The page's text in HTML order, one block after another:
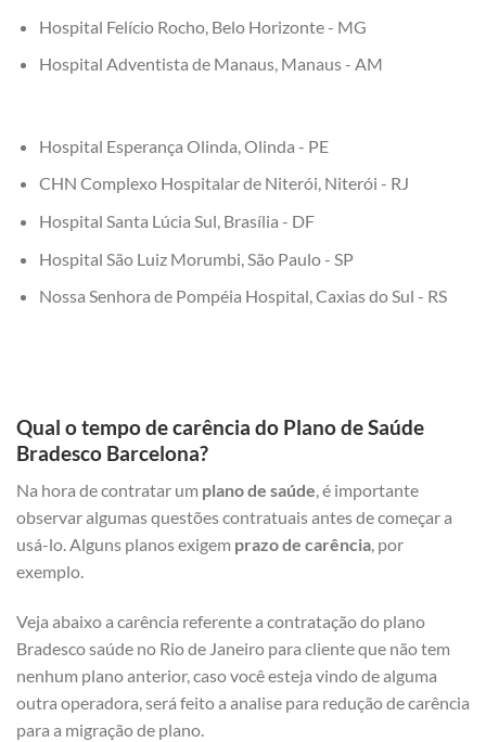
Hospital Felício Rocho, Belo Horizonte - MG
Hospital Adventista de Manaus, Manaus - AM
Hospital Esperança Olinda, Olinda - PE
CHN Complexo Hospitalar de Niterói, Niterói - RJ
Hospital Santa Lúcia Sul, Brasília - DF
Hospital São Luiz Morumbi, São Paulo - SP
Nossa Senhora de Pompéia Hospital, Caxias do Sul - RS
Qual o tempo de carência do Plano de Saúde
Bradesco Barcelona?
Na hora de contratar um plano de saúde, é importante
observar algumas questões contratuais antes de começar a
usá-lo. Alguns planos exigem prazo de carência, por
exemplo.
Veja abaixo a carência referente a contratação do plano
Bradesco saúde no Rio de Janeiro para cliente que não tem
nenhum plano anterior, caso você esteja vindo de alguma
outra operadora, será feito a analise para redução de carência
para a migração de plano.